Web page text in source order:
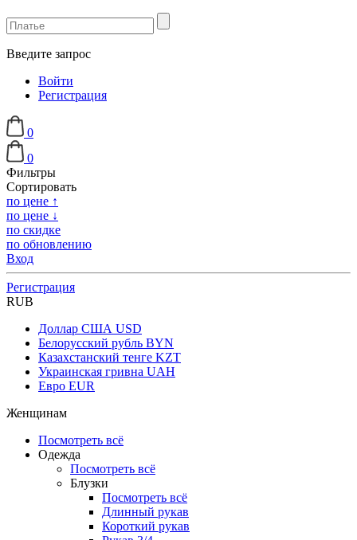
Введите запрос
Войти
Регистрация
0
0
Фильтры
Сортировать
по цене ↑
по цене ↓
по скидке
по обновлению
Вход
Регистрация
RUB
Доллар США USD
Белорусский рубль BYN
Казахстанский тенге KZT
Украинская гривна UAH
Евро EUR
Женщинам
Посмотреть всё
Одежда
Посмотреть всё
Блузки
Посмотреть всё
Длинный рукав
Короткий рукав